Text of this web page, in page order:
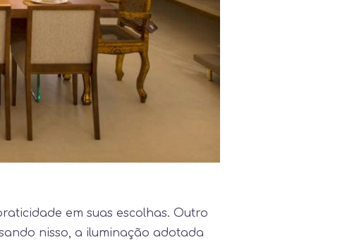
em suas escolhas. Outro
nisso, a iluminação adotada